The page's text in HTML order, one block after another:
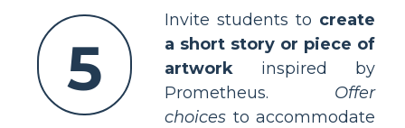
5
Invite students to create
a short story or piece of
artwork inspired by
Prometheus. Offer
choices to accommodate